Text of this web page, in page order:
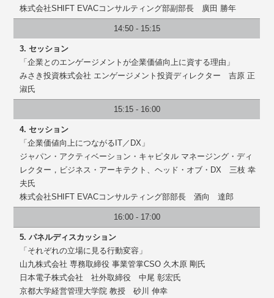
株式会社SHIFT EVACコンサルティング部副部長 廣田 勝年
14:50 - 15:15
3. セッション
「企業とのエンゲージメントが企業価値向上に資する理由」
みさき投資株式会社 エンゲージメント投資ディレクター 吉原 正
淑氏
15:15 - 16:00
4. セッション
「企業価値向上につながるIT／DX」
ジャパン・アクティベーション・キャピタル マネージング・ディ
レクター，ビジネス・アーキテクト、ヘッド・オブ・DX 三枝 幸
夫氏
株式会社SHIFT EVACコンサルティング部部長 酒向 達郎
16:00 - 17:00
5. パネルディスカッション
「それぞれの立場に見る行動変容」
山九株式会社 専務取締役 事業管掌CSO 久木原 剛氏
日本電子株式会社 社外取締役 中尾 彰宏氏
京都大学経営管理大学院 教授 砂川 伸幸